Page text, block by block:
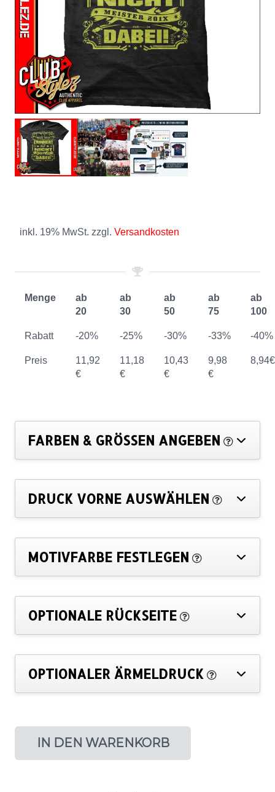
inkl. 19% MwSt. zzgl. Versandkosten
Menge
ab
20
ab
30
ab
50
ab
75
ab
100
Rabatt -20% -25% -30% -33% -40%
Preis
11,92
€
11,18
€
10,43
€
9,98
€
8,94€
FARBEN & GRÖSSEN ANGEBEN
DRUCK VORNE AUSWÄHLEN
MOTIVFARBE FESTLEGEN
OPTIONALE RÜCKSEITE
OPTIONALER ÄRMELDRUCK
IN DEN WARENKORB